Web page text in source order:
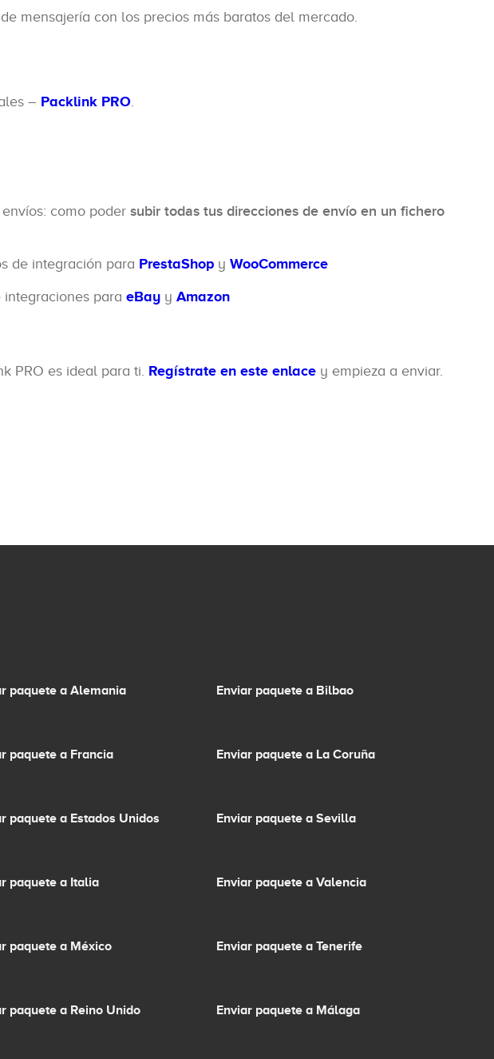
mensajería con los precios más baratos del mercado.
– Packlink PRO.
como poder subir todas tus direcciones de envío en un fichero
de integración para PrestaShop y WooCommerce
integraciones para eBay y Amazon
PRO es ideal para ti. Regístrate en este enlace y empieza a enviar.
paquete a Alemania
paquete a Francia
paquete a Estados Unidos
paquete a Italia
paquete a México
paquete a Reino Unido
Enviar paquete a Bilbao
Enviar paquete a La Coruña
Enviar paquete a Sevilla
Enviar paquete a Valencia
Enviar paquete a Tenerife
Enviar paquete a Málaga